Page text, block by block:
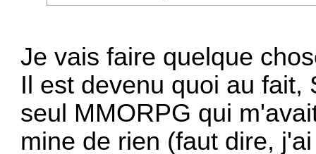
Je vais faire quelque
Il est devenu quoi au fait,
seul MMORPG qui
mine de rien (faut dire,